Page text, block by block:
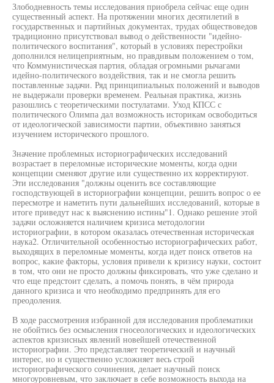
Злободневность темы исследования приобрела сейчас еще один
существенный аспект. На протяжении многих десятилетий в
государственных и партийных документах, трудах обществоведов
традиционно присутствовал вывод о действенности "идейно-
политического воспитания", который в условиях перестройки
дополнился нелицеприятным, но правдивым положением о том,
что Коммунистическая партия, обладая огромными рычагами
идейно-политического воздействия, так и не смогла решить
поставленные задачи. Ряд принципиальных положений и выводов
не выдержали проверки временем. Реальная практика, жизнь
разошлись с теоретическими постулатами. Уход КПСС с
политического Олимпа дал возможность историкам освободиться
от идеологической зависимости партии, объективно заняться
изучением исторического прошлого.
Значение проблемных историографических исследований
возрастает в переломные исторические моменты, когда одни
концепции сменяют другие или существенно их корректируют.
Эти исследования "должны оценить все составляющие
господствующей в историографии концепции, решить вопрос о ее
пересмотре и наметить пути дальнейших исследований, которые в
итоге приведут нас к выяснению истины"1. Однако решение этой
задачи осложняется наличием кризиса методологии
историографии, в котором оказалась отечественная историческая
наука2. Отличительной особенностью историографических работ,
выходящих в переломные моменты, когда идет поиск ответов на
вопрос, какие факторы, условия привели к кризису науки, состоит
в том, что они не просто должны фиксировать, что уже сделано и
что еще предстоит сделать, а помочь понять, в чём природа
данного кризиса и что необходимо предпринять для его
преодоления.
В ходе рассмотрения избранной для исследования проблематики
не обойтись без осмысления гносеологических и идеологических
аспектов кризисных явлений новейшей отечественной
историографии. Это представляет теоретический и научный
интерес, но и существенно усложняет весь строй
историографического сочинения, делает научный поиск
многоуровневым, что заключает в себе возможность выхода на